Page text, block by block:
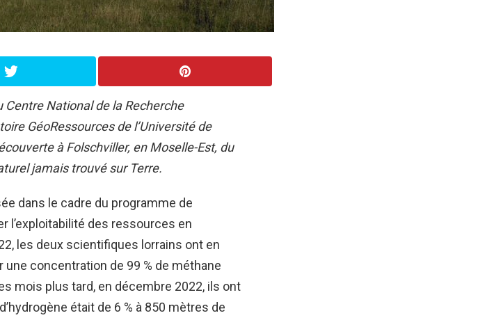
National de la Recherche
GéoRessources de l’Université de
à Folschviller, en Moselle-Est, du
jamais trouvé sur Terre.
dans le cadre du programme de
l’exploitabilité des ressources en
les deux scientifiques lorrains ont en
concentration de 99 % de méthane
mois plus tard, en décembre 2022, ils ont
était de 6 % à 850 mètres de